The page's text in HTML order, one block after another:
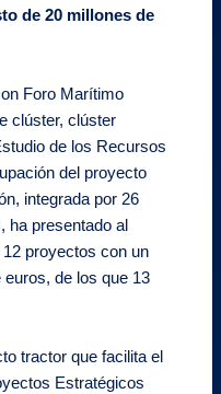
de 20 millones de
Foro Marítimo
clúster, clúster
de los Recursos
del proyecto
integrada por 26
ha presentado al
proyectos con un
de los que 13
tractor que facilita el
Estratégicos